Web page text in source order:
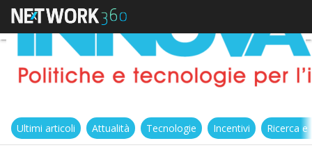
Ultimi articoli Attualità Tecnologie Incentivi Ricerca